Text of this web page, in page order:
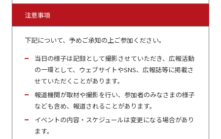
注意事項
下記について、予めご承知の上ご参加ください。
当日の様子は記録として撮影させていただき、広報活動
の一環として、ウェブサイトやSNS、広報誌等に掲載さ
せていただくことがあります。
報道機関が取材や撮影を行い、参加者のみなさまの様子
なども含め、報道されることがあります。
イベントの内容・スケジュールは変更になる場合があり
ます。